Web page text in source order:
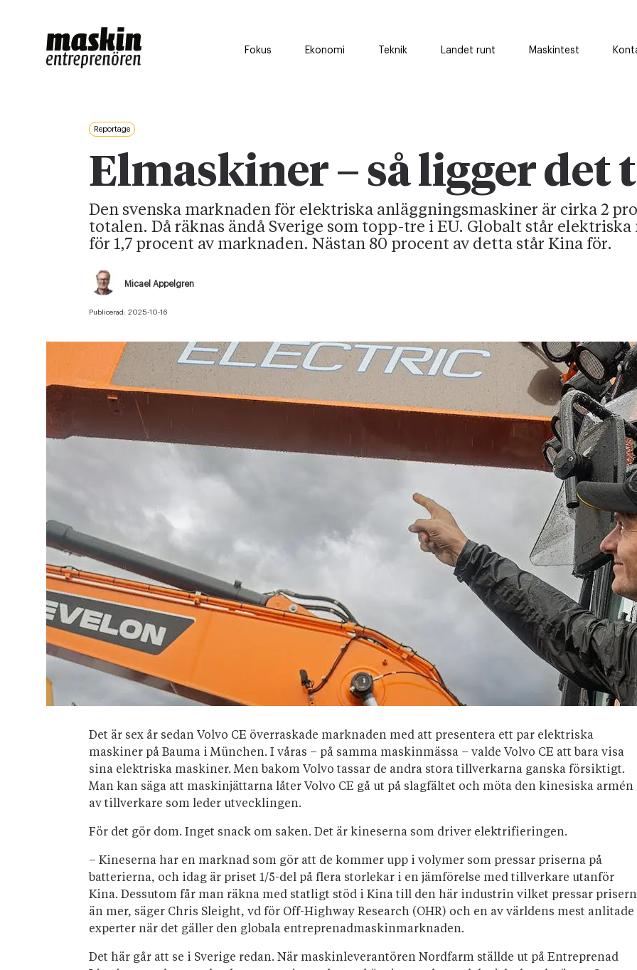
Fokus Ekonomi Teknik Landet runt Maskintest
Reportage
Elmaskiner – så ligger det
Den svenska marknaden för elektriska anläggningsmaskiner är cirka 2
totalen. Då räknas ändå Sverige som topp-tre i EU. Globalt står elektriska
för 1,7 procent av marknaden. Nästan 80 procent av detta står Kina för.
Micael Appelgren
Publicerad: 2025-10-16
Det är sex år sedan Volvo CE överraskade marknaden med att presentera ett par elektriska
maskiner på Bauma i München. I våras – på samma maskinmässa – valde Volvo CE att bara visa
sina elektriska maskiner. Men bakom Volvo tassar de andra stora tillverkarna ganska försiktigt.
Man kan säga att maskinjättarna låter Volvo CE gå ut på slagfältet och möta den kinesiska armén
av tillverkare som leder utvecklingen.
För det gör dom. Inget snack om saken. Det är kineserna som driver elektrifieringen.
– Kineserna har en marknad som gör att de kommer upp i volymer som pressar priserna på
batterierna, och idag är priset 1/5-del på flera storlekar i en jämförelse med tillverkare utanför
Kina. Dessutom får man räkna med statligt stöd i Kina till den här industrin vilket pressar
än mer, säger Chris Sleight, vd för Off-Highway Research (OHR) och en av världens mest anlitade
experter när det gäller den globala entreprenadmaskinmarknaden.
Det här går att se i Sverige redan. När maskinleverantören Nordfarm ställde ut på Entreprenad